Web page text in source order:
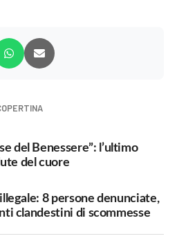
del Benessere”: l’ultimo
del cuore
8 persone denunciate,
clandestini di scommesse